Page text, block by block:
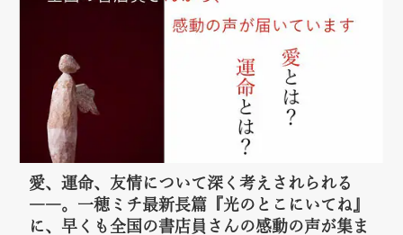
愛、運命、友情について深く考えされられる
――。一穂ミチ最新長篇『光のとこにいてね』
に、早くも全国の書店員さんの感動の声が集ま